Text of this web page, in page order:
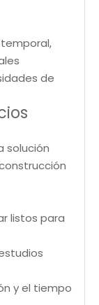
de
solución
listos para
y el tiempo